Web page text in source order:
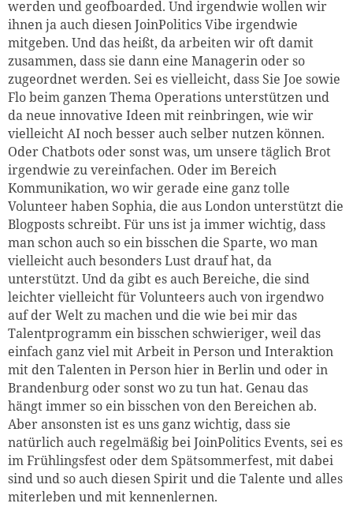
werden und geofboarded. Und irgendwie wollen wir
ihnen ja auch diesen JoinPolitics Vibe irgendwie
mitgeben. Und das heißt, da arbeiten wir oft damit
zusammen, dass sie dann eine Managerin oder so
zugeordnet werden. Sei es vielleicht, dass Sie Joe sowie
Flo beim ganzen Thema Operations unterstützen und
da neue innovative Ideen mit reinbringen, wie wir
vielleicht AI noch besser auch selber nutzen können.
Oder Chatbots oder sonst was, um unsere täglich Brot
irgendwie zu vereinfachen. Oder im Bereich
Kommunikation, wo wir gerade eine ganz tolle
Volunteer haben Sophia, die aus London unterstützt die
Blogposts schreibt. Für uns ist ja immer wichtig, dass
man schon auch so ein bisschen die Sparte, wo man
vielleicht auch besonders Lust drauf hat, da
unterstützt. Und da gibt es auch Bereiche, die sind
leichter vielleicht für Volunteers auch von irgendwo
auf der Welt zu machen und die wie bei mir das
Talentprogramm ein bisschen schwieriger, weil das
einfach ganz viel mit Arbeit in Person und Interaktion
mit den Talenten in Person hier in Berlin und oder in
Brandenburg oder sonst wo zu tun hat. Genau das
hängt immer so ein bisschen von den Bereichen ab.
Aber ansonsten ist es uns ganz wichtig, dass sie
natürlich auch regelmäßig bei JoinPolitics Events, sei es
im Frühlingsfest oder dem Spätsommerfest, mit dabei
sind und so auch diesen Spirit und die Talente und alles
miterleben und mit kennenlernen.